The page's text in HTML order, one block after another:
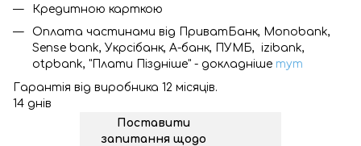
Кредитною карткою
Оплата частинами від ПриватБанк, Monobank,
Sense bank, Укрсібанк, А-банк, ПУМБ, izibank,
otpbank, "Плати Піздніше" - докладніше тут
Гарантія від виробника 12 місяців.
14 днів
Поставити
запитання щодо